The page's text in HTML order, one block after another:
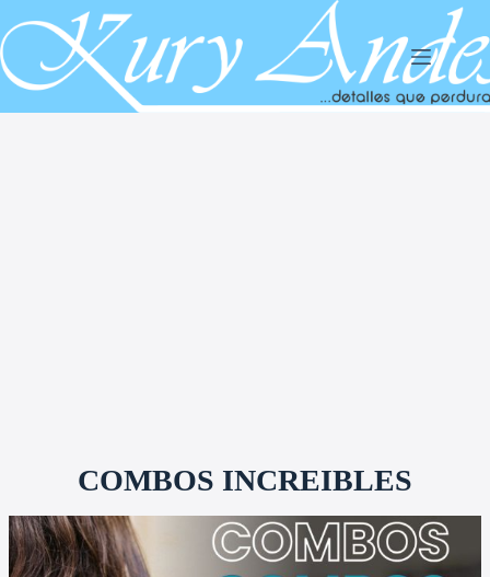
al
contenido
COMBOS INCREIBLES